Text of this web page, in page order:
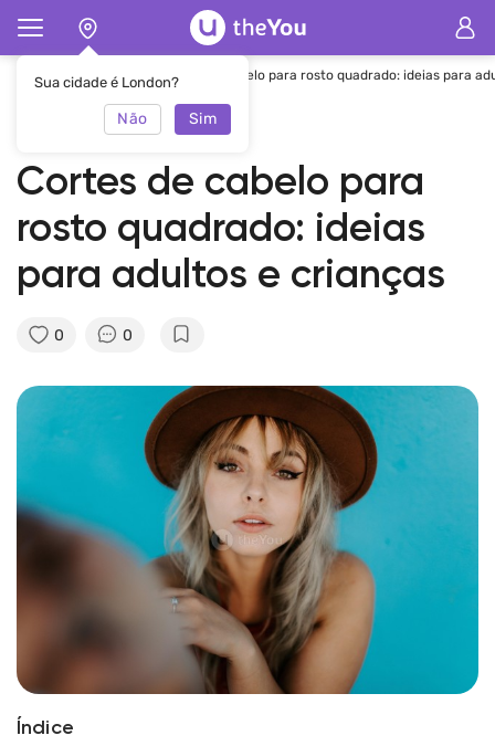
Sua cidade é London?
Não Sim
Principal Revista Cortes de cabelo para rosto quadrado: ideias para
theYou Team
Cortes de cabelo para
rosto quadrado: ideias
para adultos e crianças
0 0
Índice